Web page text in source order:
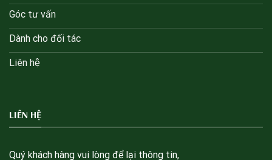
Góc tư vấn
Dành cho đối tác
Liên hệ
LIÊN HỆ
Quý khách hàng vui lòng để lại thông tin,